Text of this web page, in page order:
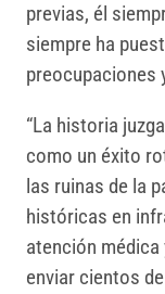
previas, él
siempre ha
preocupaciones
“La historia
como un éxito
las ruinas de la
históricas en
atención
enviar cientos